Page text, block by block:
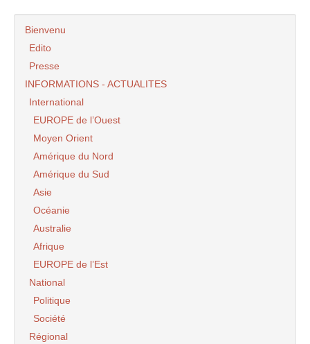
Bienvenu
Edito
Presse
INFORMATIONS - ACTUALITES
International
EUROPE de l’Ouest
Moyen Orient
Amérique du Nord
Amérique du Sud
Asie
Océanie
Australie
Afrique
EUROPE de l’Est
National
Politique
Société
Régional